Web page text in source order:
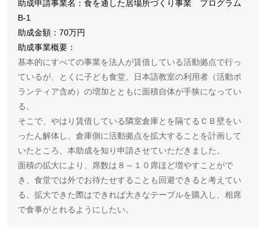
助成申請事業名：食を通した居場所づくり事業 プログラム
B-1
助成金額：70万円
助成事業概要：
基本的にすべての事業を法人が賃借している活動拠点で行っ
ているが、とくに子ども食堂、日本語教室の利用者（活動ボ
ランティア含め）の増加とともに面積自体が手狭になってい
る。
そこで、やはり賃借している隣室倉庫とを隔てるＣＢ壁をい
ったん解体し、倉庫側に活動拠点を拡大することを計画して
いたところ、本助成を知り申請させていただきました。
面積の拡大により、席数は８～１０席ほど増やすことがで
き、食堂では外でお待たせすることも回避できると考えてい
る。拡大できた際はできれば大きなテーブルを購入し、相席
で食事がとれるようにしたい。